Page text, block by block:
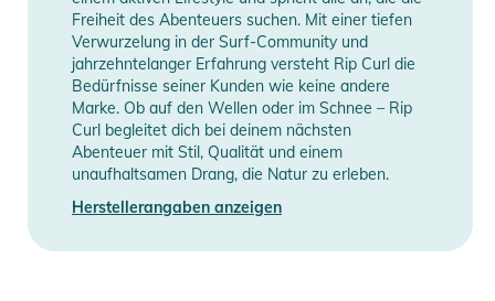
Freiheit des Abenteuers suchen. Mit einer tiefen
Verwurzelung in der Surf-Community und
jahrzehntelanger Erfahrung versteht Rip Curl die
Bedürfnisse seiner Kunden wie keine andere
Marke. Ob auf den Wellen oder im Schnee – Rip
Curl begleitet dich bei deinem nächsten
Abenteuer mit Stil, Qualität und einem
unaufhaltsamen Drang, die Natur zu erleben.
Herstellerangaben anzeigen